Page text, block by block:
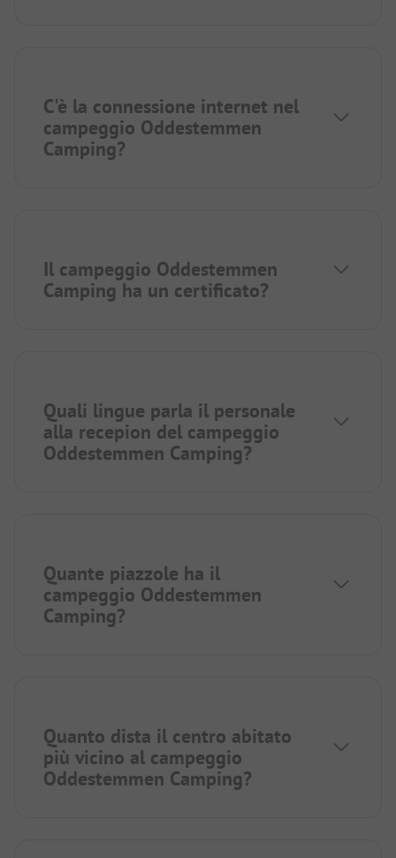
C'è la connessione internet nel
campeggio Oddestemmen
Camping?
Il campeggio Oddestemmen
Camping ha un certificato?
Quali lingue parla il personale
alla recepion del campeggio
Oddestemmen Camping?
Quante piazzole ha il
campeggio Oddestemmen
Camping?
Quanto dista il centro abitato
più vicino al campeggio
Oddestemmen Camping?